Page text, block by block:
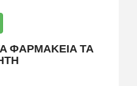
ΦΑΡΜΑΚΕΙΑ ΤΑ